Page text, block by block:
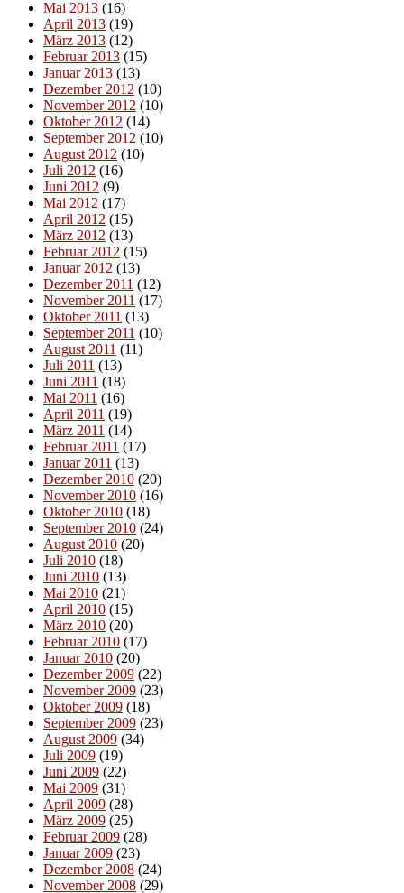
Mai 2013 (16)
April 2013 (19)
März 2013 (12)
Februar 2013 (15)
Januar 2013 (13)
Dezember 2012 (10)
November 2012 (10)
Oktober 2012 (14)
September 2012 (10)
August 2012 (10)
Juli 2012 (16)
Juni 2012 (9)
Mai 2012 (17)
April 2012 (15)
März 2012 (13)
Februar 2012 (15)
Januar 2012 (13)
Dezember 2011 (12)
November 2011 (17)
Oktober 2011 (13)
September 2011 (10)
August 2011 (11)
Juli 2011 (13)
Juni 2011 (18)
Mai 2011 (16)
April 2011 (19)
März 2011 (14)
Februar 2011 (17)
Januar 2011 (13)
Dezember 2010 (20)
November 2010 (16)
Oktober 2010 (18)
September 2010 (24)
August 2010 (20)
Juli 2010 (18)
Juni 2010 (13)
Mai 2010 (21)
April 2010 (15)
März 2010 (20)
Februar 2010 (17)
Januar 2010 (20)
Dezember 2009 (22)
November 2009 (23)
Oktober 2009 (18)
September 2009 (23)
August 2009 (34)
Juli 2009 (19)
Juni 2009 (22)
Mai 2009 (31)
April 2009 (28)
März 2009 (25)
Februar 2009 (28)
Januar 2009 (23)
Dezember 2008 (24)
November 2008 (29)